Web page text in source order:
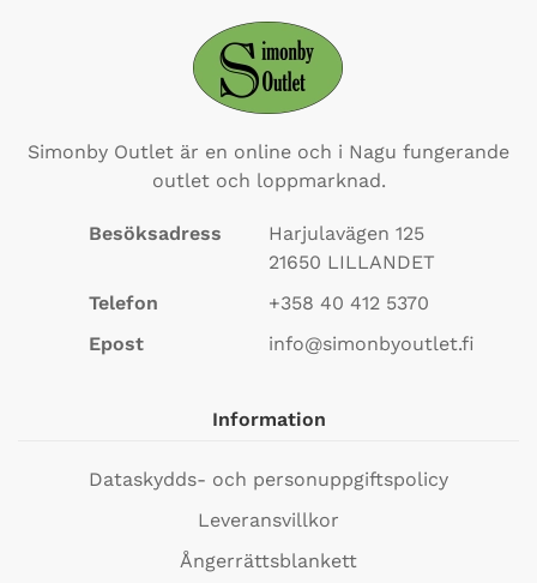
Simonby Outlet är en online och i Nagu fungerande
outlet och loppmarknad.
Besöksadress
Harjulavägen 125
21650 LILLANDET
Telefon
+358 40 412 5370
Epost
info@simonbyoutlet.fi
Information
Dataskydds- och personuppgiftspolicy
Leveransvillkor
Ångerrättsblankett